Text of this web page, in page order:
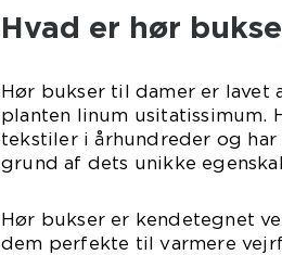
Hvad er hør
Hør bukser til damer er lavet
planten linum usitatissimum.
tekstiler i århundreder og
grund af dets unikke
Hør bukser er kendetegnet
dem perfekte til varmere